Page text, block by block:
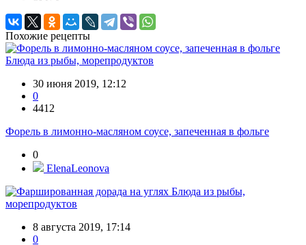
Похожие рецепты
Блюда из рыбы, морепродуктов
30 июня 2019, 12:12
0
4412
Форель в лимонно-масляном соусе, запеченная в фольге
0
ElenaLeonova
Блюда из рыбы,
морепродуктов
8 августа 2019, 17:14
0